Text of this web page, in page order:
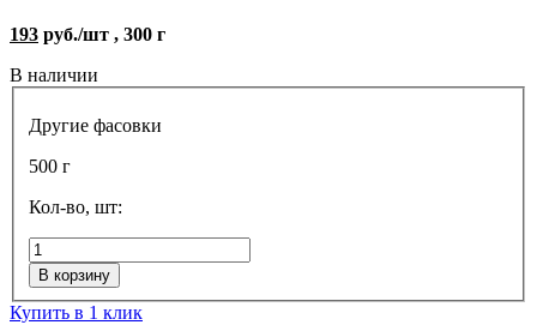
193 руб./шт , 300 г
В наличии
Другие фасовки
500 г
Кол-во, шт:
В корзину
Купить в 1 клик